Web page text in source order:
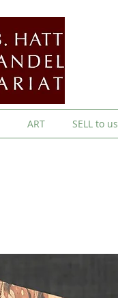
ART SELL to us